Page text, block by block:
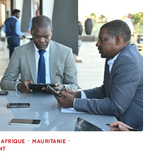
AFRIQUE
MAURITANIE